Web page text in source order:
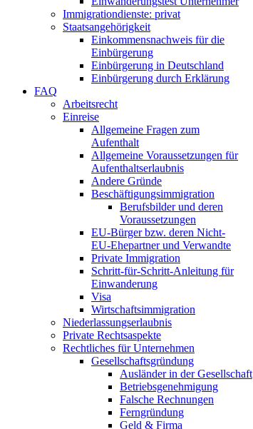
Immigrationdienste: privat
Staatsangehörigkeit
Einkommensnachweis für die
Einbürgerung
Einbürgerung in Deutschland
Einbürgerung durch Erklärung
FAQ
Arbeitsrecht
Einreise
Allgemeine Fragen zum
Aufenthalt
Allgemeine Voraussetzungen für
Aufenthaltserlaubnis
Andere Gründe
Beschäftigungsimmigration
Berufsbilder und deren
Voraussetzungen
EU-Bürger bzw. deren Nicht-
EU-Ehepartner und Verwandte
Private Immigration
Schritt-für-Schritt-Anleitung für
Einwanderung
Visa
Wirtschaftsimmigration
Niederlassungserlaubnis
Private Rechtsaspekte
Rechtliches für Unternehmen
Gesellschaftsgründung
Ausländer in der Gesellschaft
Betriebsgenehmigung
Falsche Rechnungen
Ferngründung
Geld & Firma